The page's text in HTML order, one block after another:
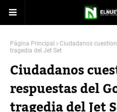
Página Principal
Ciudadanos
tragedia del Jet Set
Ciudadanos
respuestas del